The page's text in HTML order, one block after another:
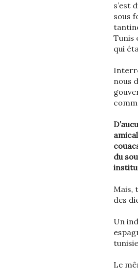
s’est
sous
Tunis
qui
nous
du
Mais,
des
Un
Le